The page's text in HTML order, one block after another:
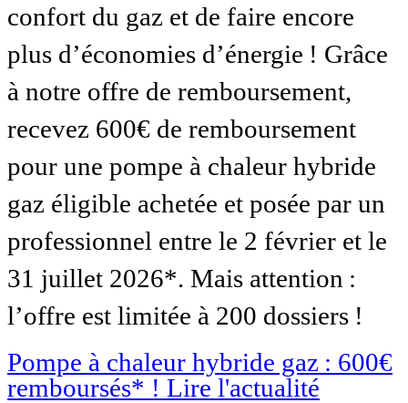
confort du gaz et de faire encore
plus d’économies d’énergie ! Grâce
à notre offre de remboursement,
recevez 600€ de remboursement
pour une pompe à chaleur hybride
gaz éligible achetée et posée par un
professionnel entre le 2 février et le
31 juillet 2026*. Mais attention :
l’offre est limitée à 200 dossiers !
Pompe à chaleur hybride gaz : 600€
remboursés* ! Lire l'actualité